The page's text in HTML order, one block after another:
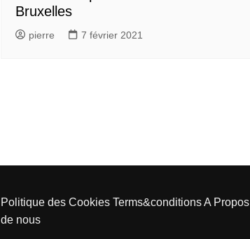
Bruxelles
pierre 7 février 2021
Politique des Cookies Terms&conditionsA Propos
de nous